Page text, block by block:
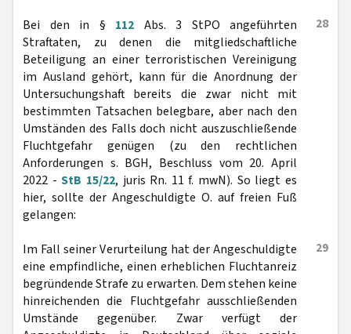
28
Bei den in § 112 Abs. 3 StPO angeführten
Straftaten, zu denen die mitgliedschaftliche
Beteiligung an einer terroristischen Vereinigung
im Ausland gehört, kann für die Anordnung der
Untersuchungshaft bereits die zwar nicht mit
bestimmten Tatsachen belegbare, aber nach den
Umständen des Falls doch nicht auszuschließende
Fluchtgefahr genügen (zu den rechtlichen
Anforderungen s. BGH, Beschluss vom 20. April
2022 -StB 15/22, juris Rn. 11 f. mwN). So liegt es
hier, sollte der Angeschuldigte O. auf freien Fuß
gelangen:
29
Im Fall seiner Verurteilung hat der Angeschuldigte
eine empfindliche, einen erheblichen Fluchtanreiz
begründende Strafe zu erwarten. Dem stehen keine
hinreichenden die Fluchtgefahr ausschließenden
Umstände gegenüber. Zwar verfügt der